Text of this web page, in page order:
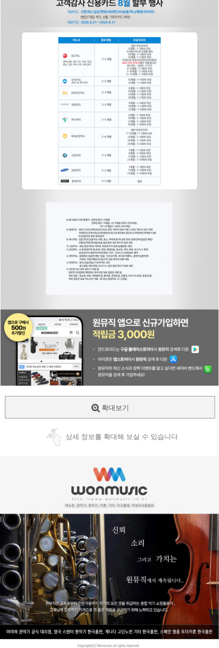
확대보기
상세 정보를 확대해 보실 수 있습니다